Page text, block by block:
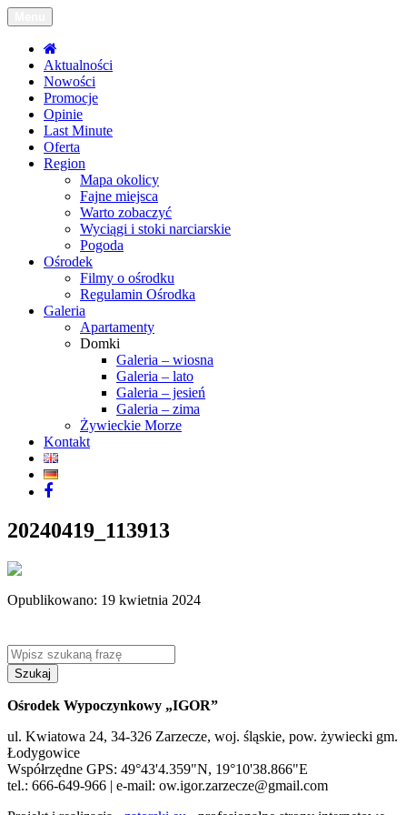
Toggle
navigation
Aktualności
Nowości
Promocje
Opinie
Last Minute
Oferta
Region
Mapa okolicy
Fajne miejsca
Warto zobaczyć
Wyciągi i stoki narciarskie
Pogoda
Ośrodek
Filmy o ośrodku
Regulamin Ośrodka
Galeria
Apartamenty
Domki
Galeria – wiosna
Galeria – lato
Galeria – jesień
Galeria – zima
Żywieckie Morze
Kontakt
20240419_113913
Opublikowano: 19 kwietnia 2024
Szukaj
Ośrodek Wypoczynkowy „IGOR”
ul. Kwiatowa 24, 34-326 Zarzecze, woj. śląskie, pow. żywiecki gm.
Łodygowice
Współrzędne GPS: 49°43'4.359"N, 19°10'38.866"E
tel.: 666-649-966 | e-mail: ow.igor.zarzecze@gmail.com